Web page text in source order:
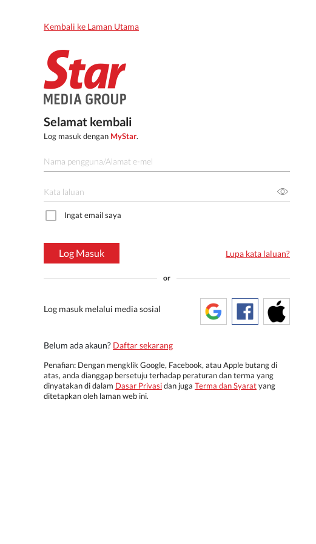
Kembali ke Laman Utama
Selamat kembali
Log masuk dengan MyStar.
Ingat email saya
Log Masuk Lupa kata laluan?
or
Log masuk melalui media sosial
Belum ada akaun? Daftar sekarang
Penafian: Dengan mengklik Google, Facebook, atau Apple butang di
atas, anda dianggap bersetuju terhadap peraturan dan terma yang
dinyatakan di dalam Dasar Privasidan juga Terma dan Syaratyang
ditetapkan oleh laman web ini.